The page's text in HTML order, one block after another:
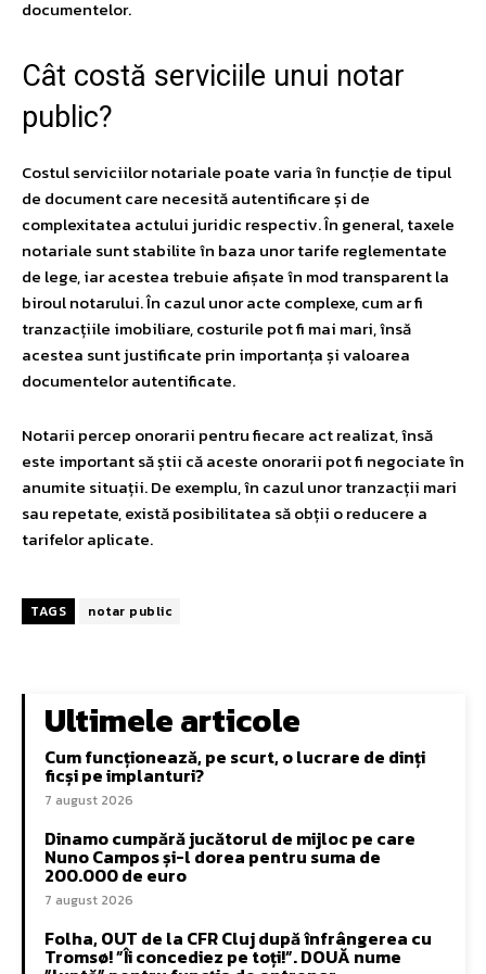
documentelor.
Cât costă serviciile unui notar
public?
Costul serviciilor notariale poate varia în funcție de tipul
de document care necesită autentificare și de
complexitatea actului juridic respectiv. În general, taxele
notariale sunt stabilite în baza unor tarife reglementate
de lege, iar acestea trebuie afișate în mod transparent la
biroul notarului. În cazul unor acte complexe, cum ar fi
tranzacțiile imobiliare, costurile pot fi mai mari, însă
acestea sunt justificate prin importanța și valoarea
documentelor autentificate.
Notarii percep onorarii pentru fiecare act realizat, însă
este important să știi că aceste onorarii pot fi negociate în
anumite situații. De exemplu, în cazul unor tranzacții mari
sau repetate, există posibilitatea să obții o reducere a
tarifelor aplicate.
TAGS notar public
Ultimele articole
Cum funcționează, pe scurt, o lucrare de dinți
ficși pe implanturi?
7 august 2026
Dinamo cumpără jucătorul de mijloc pe care
Nuno Campos și-l dorea pentru suma de
200.000 de euro
7 august 2026
Folha, OUT de la CFR Cluj după înfrângerea cu
Tromsø! ”Îi concediez pe toți!”. DOUĂ nume